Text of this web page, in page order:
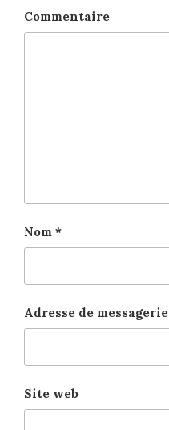
Commentaire
Nom *
Adresse de messagerie
Site web